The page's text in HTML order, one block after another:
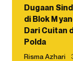
Dugaan
di Blok M
Dari Cuitan
Polda
Risma Azhari